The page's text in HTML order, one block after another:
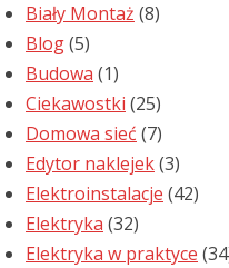
Biały Montaż (8)
Blog(5)
Budowa (1)
Ciekawostki (25)
Domowa sieć (7)
Edytor naklejek(3)
Elektroinstalacje (42)
Elektryka (32)
Elektryka w praktyce